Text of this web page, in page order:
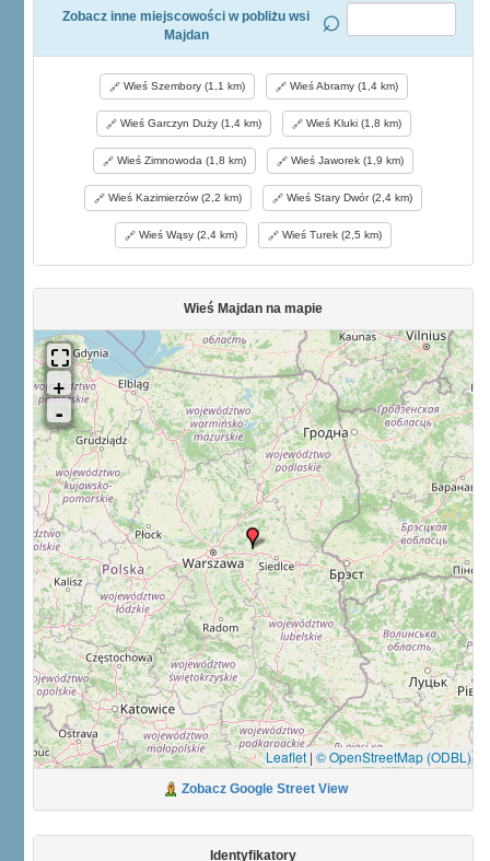
Zobacz inne miejscowości w pobliżu wsi
Majdan
Wieś Szembory (1,1 km) Wieś Abramy (1,4 km)
Wieś Garczyn Duży (1,4 km) Wieś Kluki (1,8 km)
Wieś Zimnowoda (1,8 km) Wieś Jaworek (1,9 km)
Wieś Kazimierzów (2,2 km) Wieś Stary Dwór (2,4 km)
Wieś Wąsy (2,4 km) Wieś Turek (2,5 km)
Wieś Majdan na mapie
Leaflet | © OpenStreetMap (ODBL)
Zobacz Google Street View
Identyfikatory